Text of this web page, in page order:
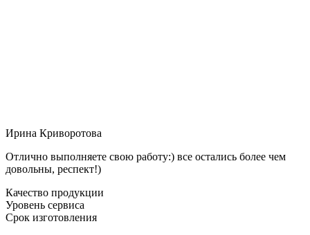
Ирина Криворотова
Отлично выполняете свою работу:) все остались более чем
довольны, респект!)
Качество продукции
Уровень сервиса
Срок изготовления